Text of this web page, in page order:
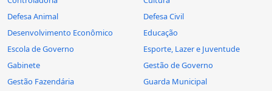
Defesa Animal
Defesa Civil
Desenvolvimento Econômico
Educação
Escola de Governo
Esporte, Lazer e Juventude
Gabinete
Gestão de Governo
Gestão Fazendária
Guarda Municipal